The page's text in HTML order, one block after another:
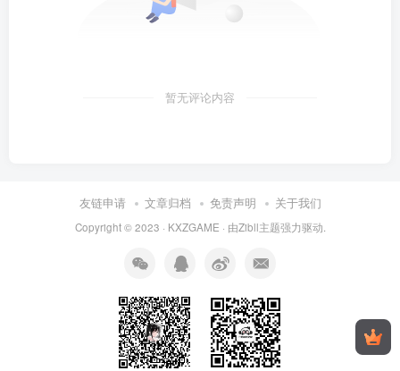
暂无评论内容
友链申请 文章归档 免责声明 关于我们
Copyright © 2023 · KXZGAME · 由Zibll主题强力驱动.